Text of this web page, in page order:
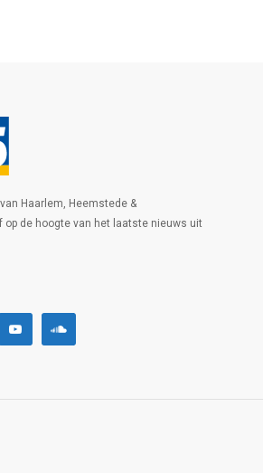
Haarlem, Heemstede &
op de hoogte van het laatste nieuws uit